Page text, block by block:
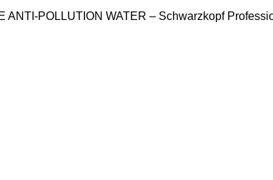
ANTI-POLLUTION WATER – Schwarzkopf